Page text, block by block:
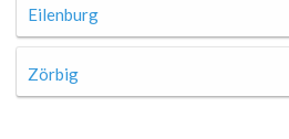
Eilenburg
Zörbig